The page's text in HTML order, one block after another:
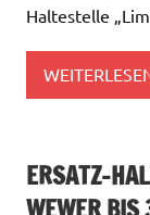
Haltestelle
ERSATZ-